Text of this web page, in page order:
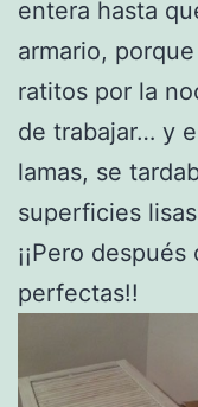
entera hasta
armario,
ratitos por la
de trabajar… y
lamas, se
superficies
¡¡Pero
perfectas!!